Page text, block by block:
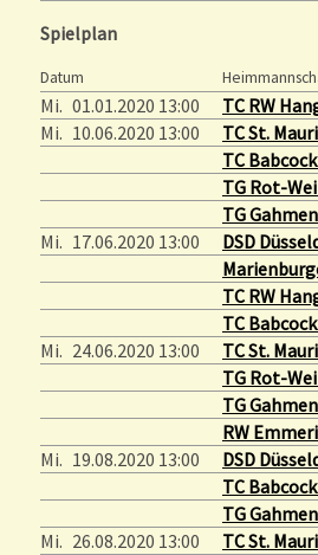
Spielplan
Datum
Mi. 01.01.2020 13:00
TC RW
Mi. 10.06.2020 13:00
TC St.
TC
TG Rot-
TG
Mi. 17.06.2020 13:00
DSD
TC RW
TC
Mi. 24.06.2020 13:00
TC St.
TG Rot-
TG
RW
Mi. 19.08.2020 13:00
DSD
TC
TG
Mi. 26.08.2020 13:00
TC St.